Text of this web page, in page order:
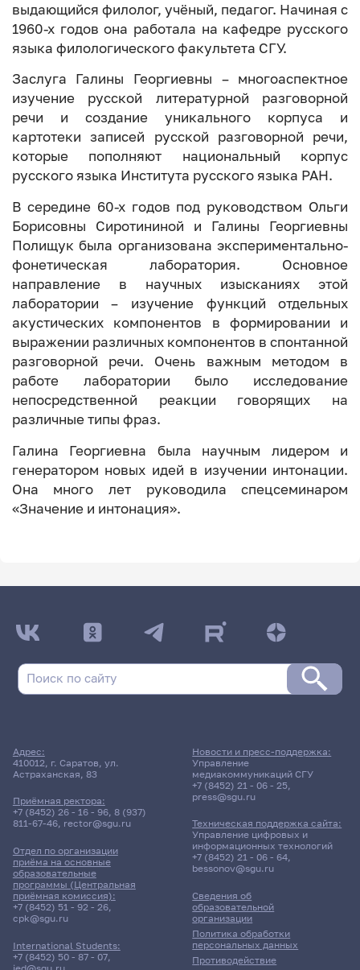
выдающийся филолог, учёный, педагог. Начиная с
1960-х годов она работала на кафедре русского
языка филологического факультета СГУ.
Заслуга Галины Георгиевны – многоаспектное
изучение русской литературной разговорной
речи и создание уникального корпуса и
картотеки записей русской разговорной речи,
которые пополняют национальный корпус
русского языка Института русского языка РАН.
В середине 60-х годов под руководством Ольги
Борисовны Сиротининой и Галины Георгиевны
Полищук была организована экспериментально-
фонетическая лаборатория. Основное
направление в научных изысканиях этой
лаборатории – изучение функций отдельных
акустических компонентов в формировании и
выражении различных компонентов в спонтанной
разговорной речи. Очень важным методом в
работе лаборатории было исследование
непосредственной реакции говорящих на
различные типы фраз.
Галина Георгиевна была научным лидером и
генератором новых идей в изучении интонации.
Она много лет руководила спецсеминаром
«Значение и интонация».
Адрес:
410012, г. Саратов, ул.
Астраханская, 83
Приёмная ректора:
+7 (8452) 26 - 16 - 96, 8 (937)
811-67-46, rector@sgu.ru
Отдел по организации
приёма на основные
образовательные
программы (Центральная
приёмная комиссия):
+7 (8452) 51 - 92 - 26,
cpk@sgu.ru
International Students:
+7 (8452) 50 - 87 - 07,
Сведения об
образовательной
организации
Политика обработки
персональных данных
Противодействие
Новости и пресс-поддержка:
Управление
медиакоммуникаций СГУ
+7 (8452) 21 - 06 - 25,
press@sgu.ru
Техническая поддержка сайта:
Управление цифровых и
информационных технологий
+7 (8452) 21 - 06 - 64,
bessonov@sgu.ru